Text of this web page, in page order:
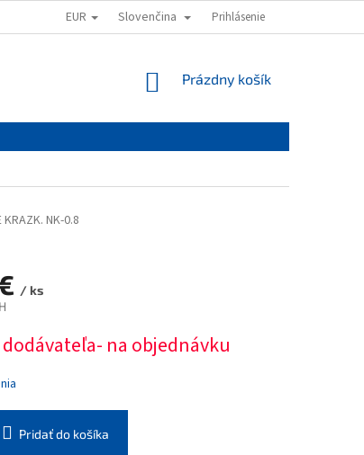
OBCHODNÉ PODMIENKY PODMIENKY OCHRANY OSOBNÝCH
EUR Slovenčina Prihlásenie
NÁKUPNÝ
Prázdny košík
KRAZK. NK-0.8
/ ks
na objednávku
Pridať do košíka